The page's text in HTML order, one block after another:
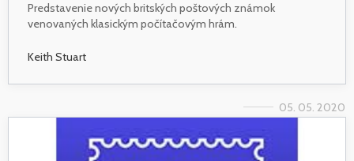
Predstavenie nových britských poštových známok
venovaných klasickým počítačovým hrám.
Keith Stuart
05. 05. 2020